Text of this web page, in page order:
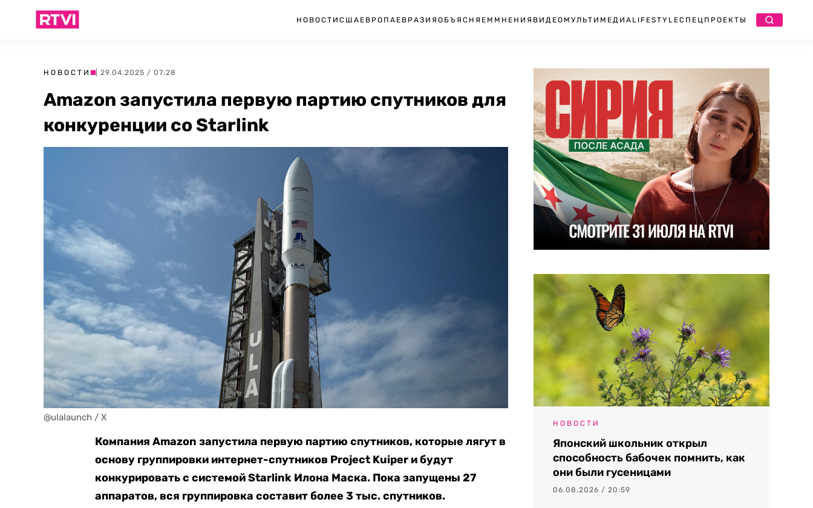
НОВОСТИ США ЕВРОПА ЕВРАЗИЯ ОБЪЯСНЯЕМ МНЕНИЯ ВИДЕО МУЛЬТИМЕДИА LIFESTYLEСПЕЦПРОЕКТЫ
НОВОСТИ | 29.04.2025 / 07:28
Amazon запустила первую партию спутников для
конкуренции со Starlink
@ulalaunch / X
Компания Amazon запустила первую партию спутников, которые лягут в
основу группировки интернет-спутников Project Kuiper и будут
конкурировать с системой Starlink Илона Маска. Пока запущены 27
аппаратов, вся группировка составит более 3 тыс. спутников.
НОВОСТИ
Японский школьник открыл
способность бабочек помнить, как
они были гусеницами
06.08.2026 / 20:59